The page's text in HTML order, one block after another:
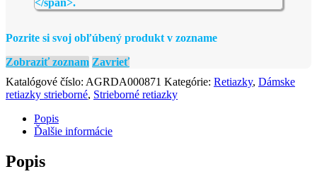
Pozrite si svoj obľúbený produkt v zozname
Zobraziť zoznam Zavrieť
Katalógové číslo: AGRDA000871 Kategórie: Retiazky, Dámske
retiazky strieborné, Strieborné retiazky
Popis
Ďalšie informácie
Popis